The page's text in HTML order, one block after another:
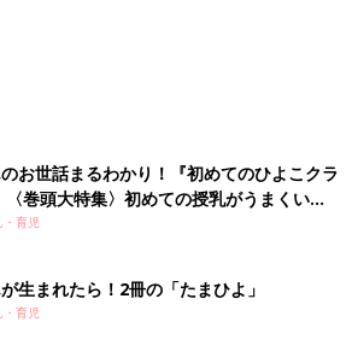
お世話まるわかり！『初めてのひよこクラ
〈巻頭大特集〉初めての授乳がうまくい
い・ミルクの基本と夏のトラブル 解決テ
・育児
生まれたら！2冊の「たまひよ」
・育児